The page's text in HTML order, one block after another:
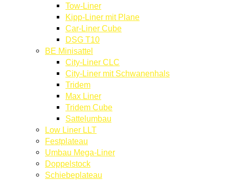
Tow-Liner
Kipp-Liner mit Plane
Car-Liner Cube
DSG T10
BE Minisattel
City-Liner CLC
City-Liner mit Schwanenhals
Tridem
Max Liner
Tridem Cube
Sattelumbau
Low Liner LLT
Festplateau
Umbau Mega-Liner
Doppelstock
Schiebeplateau